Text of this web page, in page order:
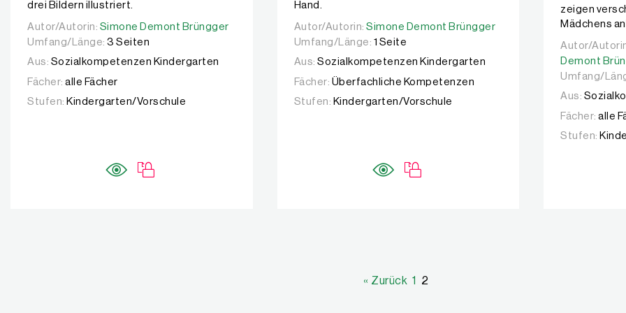
drei Bildern illustriert.
Autor/Autorin: Simone Demont Brüngger
Autor/Autorin: Simone Demont Brüngger
Umfang/Länge: 3 Seiten
Aus: Sozialkompetenzen Kindergarten
Fächer: alle Fächer
Stufen: Kindergarten/Vorschule
Hand.
Autor/Autorin: Simone Demont Brüngger
Autor/Autorin: Simone Demont Brüngger
Umfang/Länge: 1 Seite
Aus: Sozialkompetenzen Kindergarten
Fächer: Überfachliche Kompetenzen
Stufen: Kindergarten/Vorschule
zeigen
Mädchens
Autor/
Autor/
Demont
Umfang/
Aus:
Fächer: alle
Stufen:
« Zurück 1 2